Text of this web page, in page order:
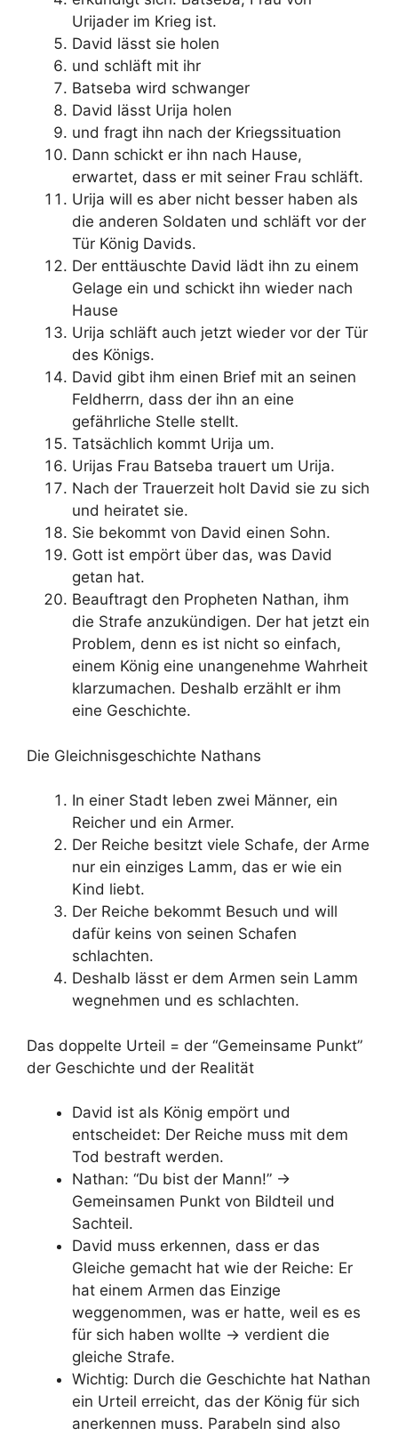
Urijader im Krieg ist.
David lässt sie holen
und schläft mit ihr
Batseba wird schwanger
David lässt Urija holen
und fragt ihn nach der Kriegssituation
Dann schickt er ihn nach Hause,
erwartet, dass er mit seiner Frau schläft.
Urija will es aber nicht besser haben als
die anderen Soldaten und schläft vor der
Tür König Davids.
Der enttäuschte David lädt ihn zu einem
Gelage ein und schickt ihn wieder nach
Hause
Urija schläft auch jetzt wieder vor der Tür
des Königs.
David gibt ihm einen Brief mit an seinen
Feldherrn, dass der ihn an eine
gefährliche Stelle stellt.
Tatsächlich kommt Urija um.
Urijas Frau Batseba trauert um Urija.
Nach der Trauerzeit holt David sie zu sich
und heiratet sie.
Sie bekommt von David einen Sohn.
Gott ist empört über das, was David
getan hat.
Beauftragt den Propheten Nathan, ihm
die Strafe anzukündigen. Der hat jetzt ein
Problem, denn es ist nicht so einfach,
einem König eine unangenehme Wahrheit
klarzumachen. Deshalb erzählt er ihm
eine Geschichte.
Die Gleichnisgeschichte Nathans
In einer Stadt leben zwei Männer, ein
Reicher und ein Armer.
Der Reiche besitzt viele Schafe, der Arme
nur ein einziges Lamm, das er wie ein
Kind liebt.
Der Reiche bekommt Besuch und will
dafür keins von seinen Schafen
schlachten.
Deshalb lässt er dem Armen sein Lamm
wegnehmen und es schlachten.
Das doppelte Urteil = der “Gemeinsame Punkt”
der Geschichte und der Realität
David ist als König empört und
entscheidet: Der Reiche muss mit dem
Tod bestraft werden.
Nathan: “Du bist der Mann!” ->
Gemeinsamen Punkt von Bildteil und
Sachteil.
David muss erkennen, dass er das
Gleiche gemacht hat wie der Reiche: Er
hat einem Armen das Einzige
weggenommen, was er hatte, weil es es
für sich haben wollte -> verdient die
gleiche Strafe.
Wichtig: Durch die Geschichte hat Nathan
ein Urteil erreicht, das der König für sich
anerkennen muss. Parabeln sind also